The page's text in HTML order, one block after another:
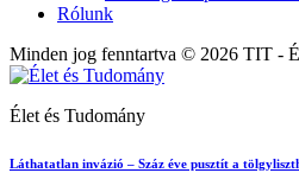
Rólunk
Minden jog fenntartva © 2026 TIT -
Élet és Tudomány
Láthatatlan invázió – Száz éve pusztít a